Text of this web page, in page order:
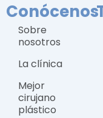
Conócenos
Sobre
nosotros
La clínica
Mejor
cirujano
plástico